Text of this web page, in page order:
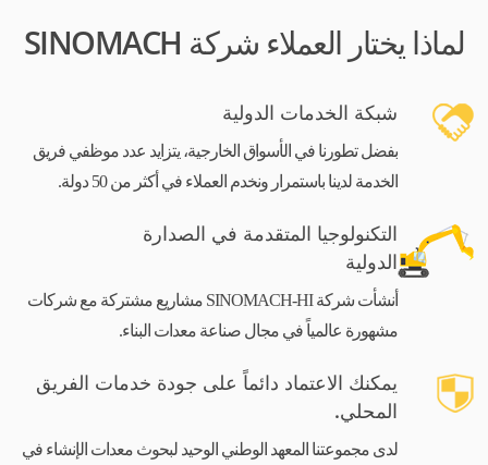
لماذا يختار العملاء شركة SINOMACH
شبكة الخدمات الدولية
بفضل تطورنا في الأسواق الخارجية، يتزايد عدد موظفي فريق
الخدمة لدينا باستمرار ونخدم العملاء في أكثر من 50 دولة.
التكنولوجيا المتقدمة في الصدارة
الدولية
أنشأت شركة SINOMACH-HI مشاريع مشتركة مع شركات
مشهورة عالمياً في مجال صناعة معدات البناء.
يمكنك الاعتماد دائماً على جودة خدمات الفريق
المحلي.
لدى مجموعتنا المعهد الوطني الوحيد لبحوث معدات الإنشاء في